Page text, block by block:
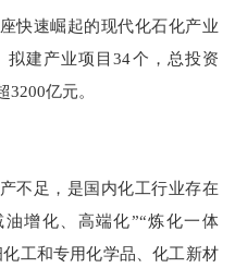
速崛起的现代化石化产业
建产业项目34个，总投资
亿元。
足，是国内化工行业存在
增化、高端化”“炼化一体
工和专用化学品、化工新材